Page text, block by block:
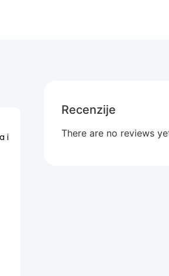
i
Recenzije
There are no reviews